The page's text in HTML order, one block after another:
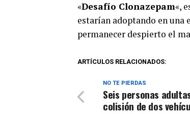
audio
«Desafío Clonazepam«,
estarían adoptando en una
permanecer despierto el
ARTÍCULOS RELACIONADOS:
NO TE PIERDAS
Seis personas
colisión de dos